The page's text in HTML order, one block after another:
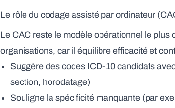
Le rôle du codage assisté par ordinateur
Le CAC reste le modèle opérationnel le
organisations, car il équilibre efficacité et
Suggère des codes ICD-10 candidats
section, horodatage)
Souligne la spécificité manquante (par